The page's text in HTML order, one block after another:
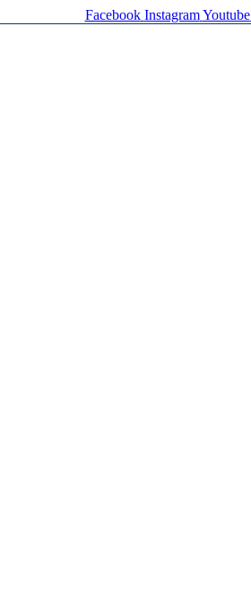
Facebook Instagram Youtube